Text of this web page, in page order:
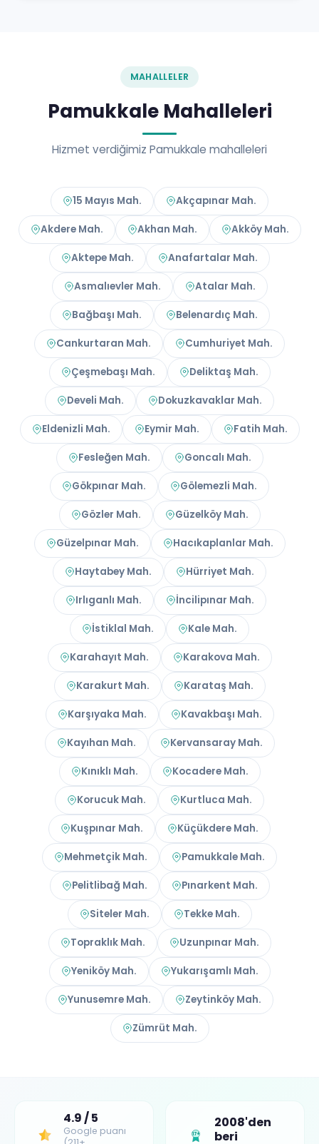
MAHALLELER
Pamukkale Mahalleleri
Hizmet verdiğimiz Pamukkale mahalleleri
15 Mayıs Mah. Akçapınar Mah.
Akdere Mah. Akhan Mah. Akköy Mah.
Aktepe Mah. Anafartalar Mah.
Asmalıevler Mah. Atalar Mah.
Bağbaşı Mah. Belenardıç Mah.
Cankurtaran Mah. Cumhuriyet Mah.
Çeşmebaşı Mah. Deliktaş Mah.
Develi Mah. Dokuzkavaklar Mah.
Eldenizli Mah. Eymir Mah. Fatih Mah.
Fesleğen Mah. Goncalı Mah.
Gökpınar Mah. Gölemezli Mah.
Gözler Mah. Güzelköy Mah.
Güzelpınar Mah. Hacıkaplanlar Mah.
Haytabey Mah. Hürriyet Mah.
Irlıganlı Mah. İncilipınar Mah.
İstiklal Mah. Kale Mah.
Karahayıt Mah. Karakova Mah.
Karakurt Mah. Karataş Mah.
Karşıyaka Mah. Kavakbaşı Mah.
Kayıhan Mah. Kervansaray Mah.
Kınıklı Mah. Kocadere Mah.
Korucuk Mah. Kurtluca Mah.
Kuşpınar Mah. Küçükdere Mah.
Mehmetçik Mah. Pamukkale Mah.
Pelitlibağ Mah. Pınarkent Mah.
Siteler Mah. Tekke Mah.
Topraklık Mah. Uzunpınar Mah.
Yeniköy Mah. Yukarışamlı Mah.
Yunusemre Mah. Zeytinköy Mah.
Zümrüt Mah.
4.9 / 5
Google puanı
17+
2008'den
beri